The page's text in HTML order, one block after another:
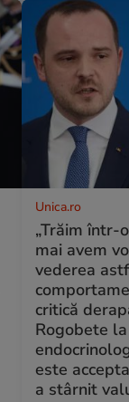
Unica.ro
„Trăim într-
mai avem
vederea
critică
Rogobete
este
a stârnit